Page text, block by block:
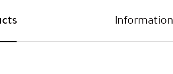
Information